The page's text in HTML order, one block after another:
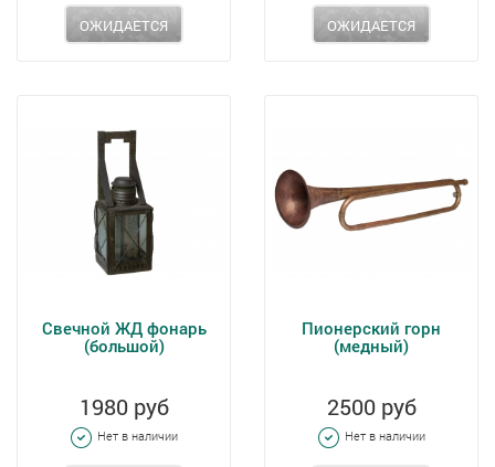
ОЖИДАЕТСЯ ОЖИДАЕТСЯ
Свечной ЖД фонарь
(большой)
1980 руб
Нет в наличии
Пионерский горн
(медный)
2500 руб
Нет в наличии